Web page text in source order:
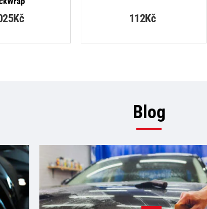
112Kč
Blog